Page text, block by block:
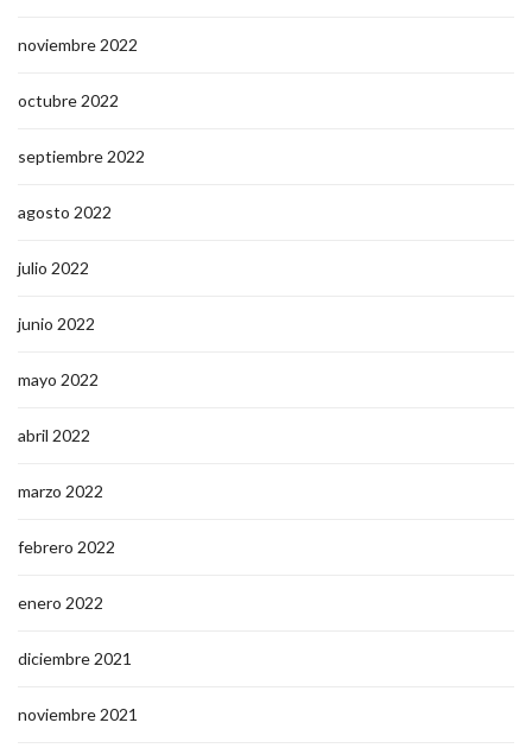
noviembre 2022
octubre 2022
septiembre 2022
agosto 2022
julio 2022
junio 2022
mayo 2022
abril 2022
marzo 2022
febrero 2022
enero 2022
diciembre 2021
noviembre 2021